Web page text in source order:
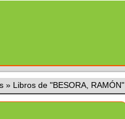
» Libros de "BESORA, RAMÓN"